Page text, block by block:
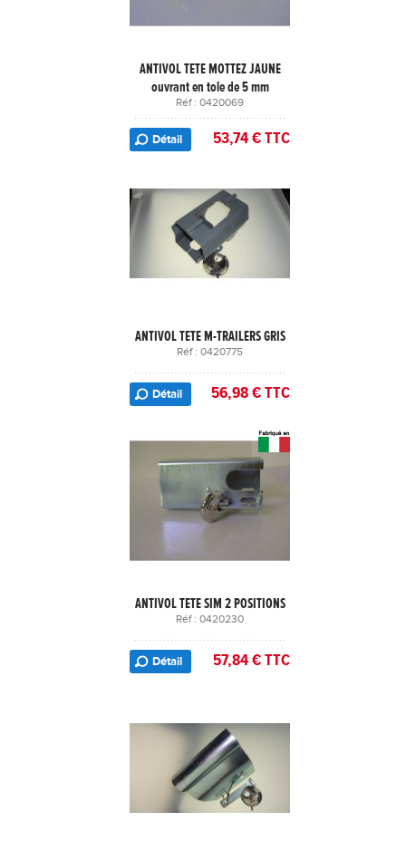
ANTIVOL TETE MOTTEZ JAUNE
ouvrant en tole de 5 mm
Réf : 0420069
Détail 53,74 € TTC
ANTIVOL TETE M-TRAILERS GRIS
Réf : 0420775
Détail 56,98 € TTC
ANTIVOL TETE SIM 2 POSITIONS
Réf : 0420230
Détail 57,84 € TTC